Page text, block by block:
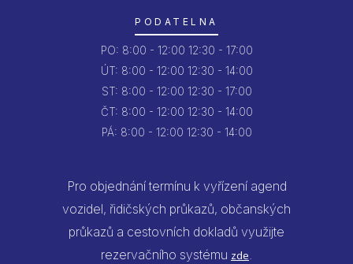
PODATELNA
PO: 8:00 - 12:00 12:30 - 17:00
ÚT: 8:00 - 12:00 12:30 - 14:00
ST: 8:00 - 12:00 12:30 - 17:00
ČT: 8:00 - 12:00 12:30 - 14:00
PÁ: 8:00 - 12:00 12:30 - 14:00
Pro objednání termínu k vyřízení agend
vozidel, řidičských průkazů, občanských
průkazů a cestovních dokladů využijte
rezervačního systému zde.